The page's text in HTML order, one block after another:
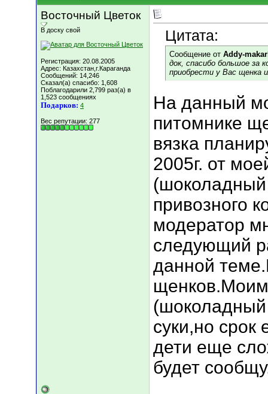
Восточный Цветок
В доску свой
Регистрация: 20.08.2005
Адрес: Казахстан,г.Караганда
Сообщений: 14,246
Сказал(а) спасибо: 1,608
Поблагодарили 2,799 раз(а) в
1,523 сообщениях
Подарков: 4
Вес репутации: 277
Цитата:
Сообщение от Addy-
док, спасибо большое за
приобрести у Вас щенка
На данный
питомнике
вязка
2005г. от
(шоколадный
привозного
модератор
следующий
данной
суки,но
дети еще
будет